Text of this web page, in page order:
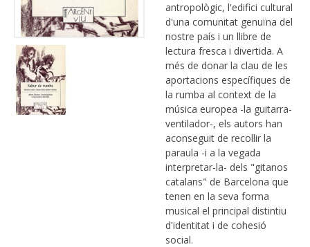
antropològic, l'edifici cultural
d'una comunitat genuïna del
nostre país i un llibre de
lectura fresca i divertida. A
més de donar la clau de les
aportacions específiques de
la rumba al context de la
música europea -la guitarra-
ventilador-, els autors han
aconseguit de recollir la
paraula -i a la vegada
interpretar-la- dels "gitanos
catalans" de Barcelona que
tenen en la seva forma
musical el principal distintiu
d'identitat i de cohesió
social.